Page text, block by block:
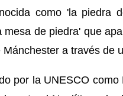
como 'la
de piedra' que
a través de
por la UNESCO